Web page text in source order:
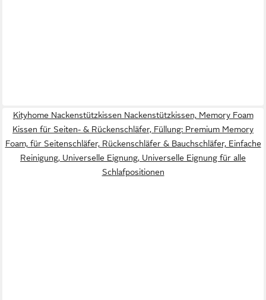
Kityhome Nackenstützkissen Nackenstützkissen, Memory Foam
Kissen für Seiten- & Rückenschläfer, Füllung: Premium Memory
Foam, für Seitenschläfer, Rückenschläfer & Bauchschläfer, Einfache
Reinigung, Universelle Eignung, Universelle Eignung für alle
Schlafpositionen